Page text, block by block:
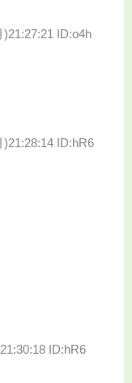
)21:27:21 ID:o4h
)21:28:14 ID:hR6
ID:hR6